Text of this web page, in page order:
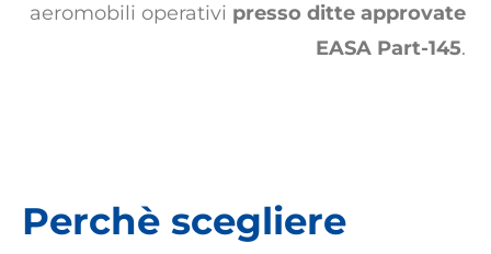
aeromobili operativi presso ditte approvate
EASA Part-145.
Perchè scegliere